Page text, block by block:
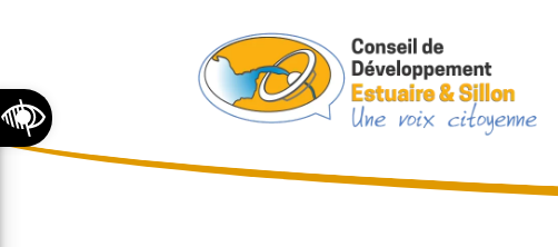
Ouvrir la barre d’outils